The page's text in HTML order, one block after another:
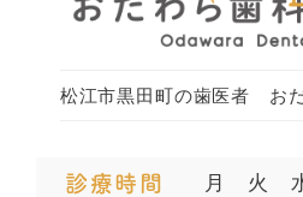
松江市黒田町の歯医者 お
診療時間 月 火